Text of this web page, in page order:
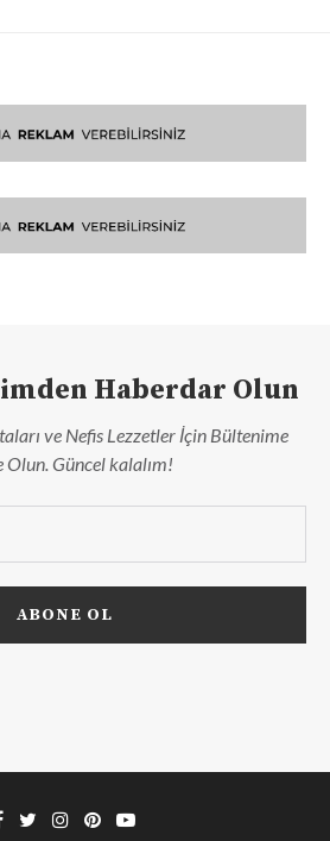
Haberdar Olun
ve Nefis Lezzetler İçin Bültenime
Olun. Güncel kalalım!